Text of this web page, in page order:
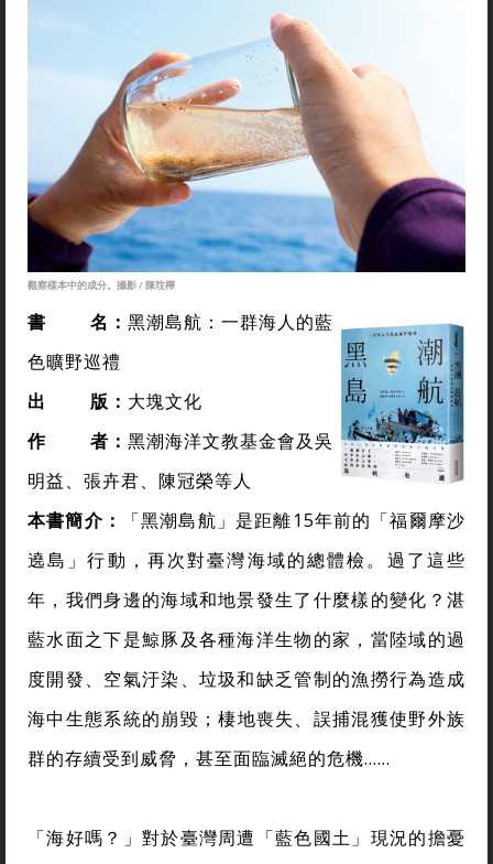
觀察樣本中的成分。攝影 / 陳玟樺
書 名： 黑潮島航：一群海人的藍
色曠野巡禮
出
版： 大塊文化
作
者 ： 黑潮海洋文教基金會及吳
明益、張卉君、陳冠榮等人
本書簡介：
「黑潮島航」是距離15年前的「福爾摩沙
遶島」行動，再次對臺灣海域的總體檢。過了這些
年，我們身邊的海域和地景發生了什麼樣的變化？湛
藍水面之下是鯨豚及各種海洋生物的家，當陸域的過
度開發、空氣汙染、垃圾和缺乏管制的漁撈行為造成
海中生態系統的崩毀；棲地喪失、誤捕混獲使野外族
群的存續受到威脅，甚至面臨滅絕的危機……
「海好嗎？」對於臺灣周遭「藍色國土」現況的擔憂